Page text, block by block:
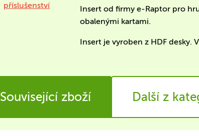
příslušenství Insert od firmy e-Raptor pro
obalenými kartami.
Insert je vyroben z HDF desky.
Související zboží Další z